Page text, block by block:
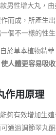
男性增大丸，
而成，所產生
個不一樣的性
於草本植物精
使人體更容易吸
用原理
夠有效增加生
通過調節睪丸